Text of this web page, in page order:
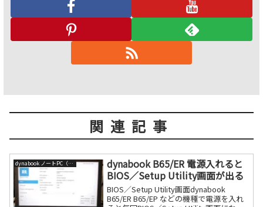
関連記事
dynabook ノートPC（旧東芝）
dynabook B65/ER 電源入れると
BIOS／Setup Utility画面が出る
BIOS／Setup Utility画面dynabook
B65/ER B65/EP などの機種で電源を入れ